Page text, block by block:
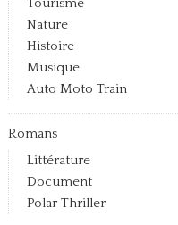
Tourisme
Nature
Histoire
Musique
Auto Moto Train
Romans
Littérature
Document
Polar Thriller